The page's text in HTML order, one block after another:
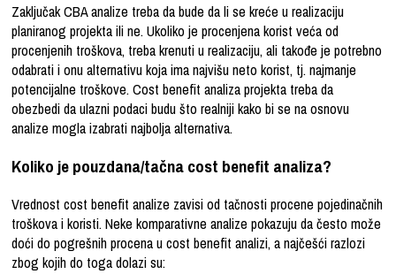
ZaključakCBA analize treba da bude da li se kreće u realizaciju
planiranog projekta ili ne. Ukoliko je procenjena korist veća od
procenjenih troškova, treba krenuti u realizaciju, ali takođe je potrebno
odabrati i onu alternativu koja ima najvišu neto korist, tj. najmanje
potencijalne troškove.Cost benefit analiza projekta treba da
obezbedi da ulazni podaci budu što realniji kako bi se na osnovu
analize mogla izabrati najbolja alternativa.
Koliko je pouzdana/tačna cost benefit analiza?
Vrednost cost benefit analize zavisi od tačnosti procene pojedinačnih
troškova i koristi. Neke komparativne analize pokazuju da često može
doći do pogrešnih procena u cost benefit analizi, a najčešći razlozi
zbog kojih do toga dolazi su: